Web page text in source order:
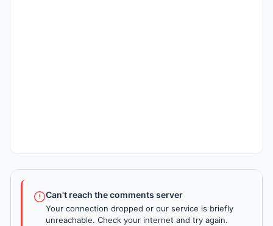
Can't reach the comments server
Your connection dropped or our service is briefly
unreachable. Check your internet and try again.